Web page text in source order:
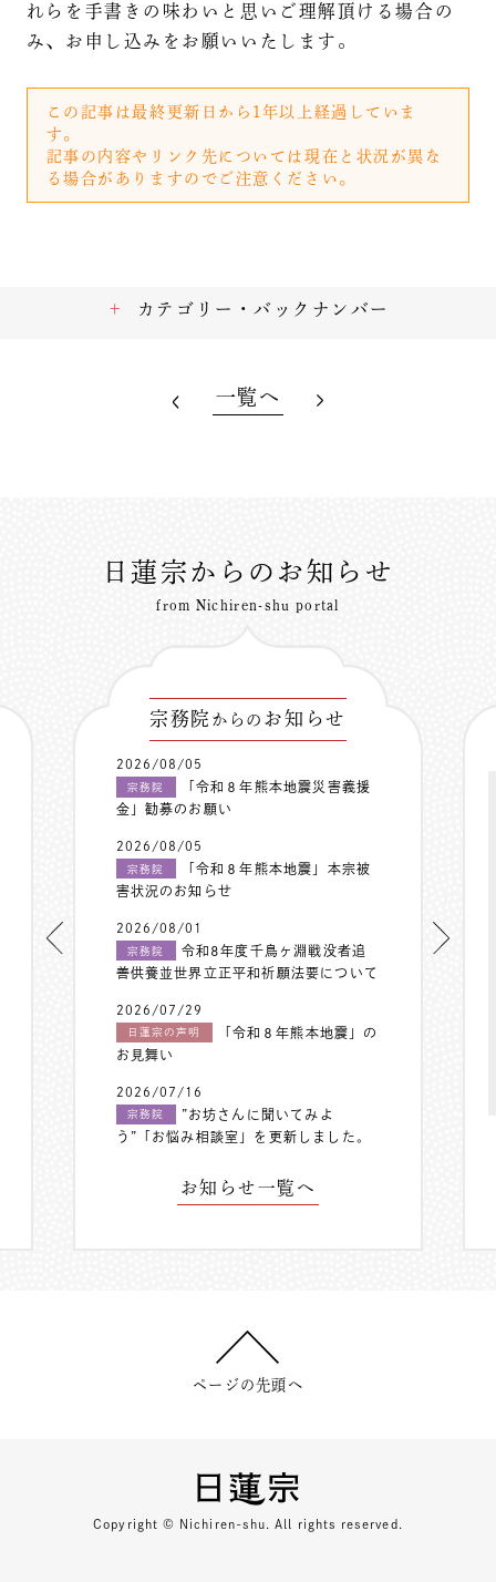
れらを手書きの味わいと思いご理解頂ける場合の
み、お申し込みをお願いいたします。
この記事は最終更新日から1年以上経過していま
す。
記事の内容やリンク先については現在と状況が異な
る場合がありますのでご注意ください。
カテゴリー・バックナンバー
一覧へ
日蓮宗からのお知らせ
from Nichiren-shu portal
宗務院 からの お知らせ
2026/08/05
宗務院
「令和８年熊本地震災害義援
金」勧募のお願い
2026/08/05
宗務院
「令和８年熊本地震」本宗被
害状況のお知らせ
2026/08/01
宗務院
令和8年度千鳥ヶ淵戦没者追
善供養並世界立正平和祈願法要について
2026/07/29
日蓮宗の声明
「令和８年熊本地震」の
お見舞い
2026/07/16
宗務院
”お坊さんに聞いてみよ
う”「お悩み相談室」を更新しました。
お知らせ一覧へ
ページの先頭へ
Copyright © Nichiren-shu. All rights reserved.